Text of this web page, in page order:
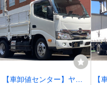
【車卸値センター】ヤフ
【